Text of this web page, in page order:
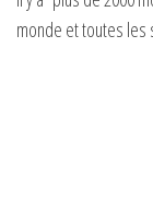
monde et toutes les